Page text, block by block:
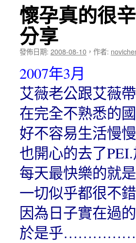
懷孕真的很
分享
發佈日期: 2008-08-10 ， 作者:
2007年3月
艾薇老公跟艾薇
在完全不熟悉的
好不容易生活慢
也開心的去了
每天最快樂的就
一切似乎都很不錯
因為日子實在過
於是乎